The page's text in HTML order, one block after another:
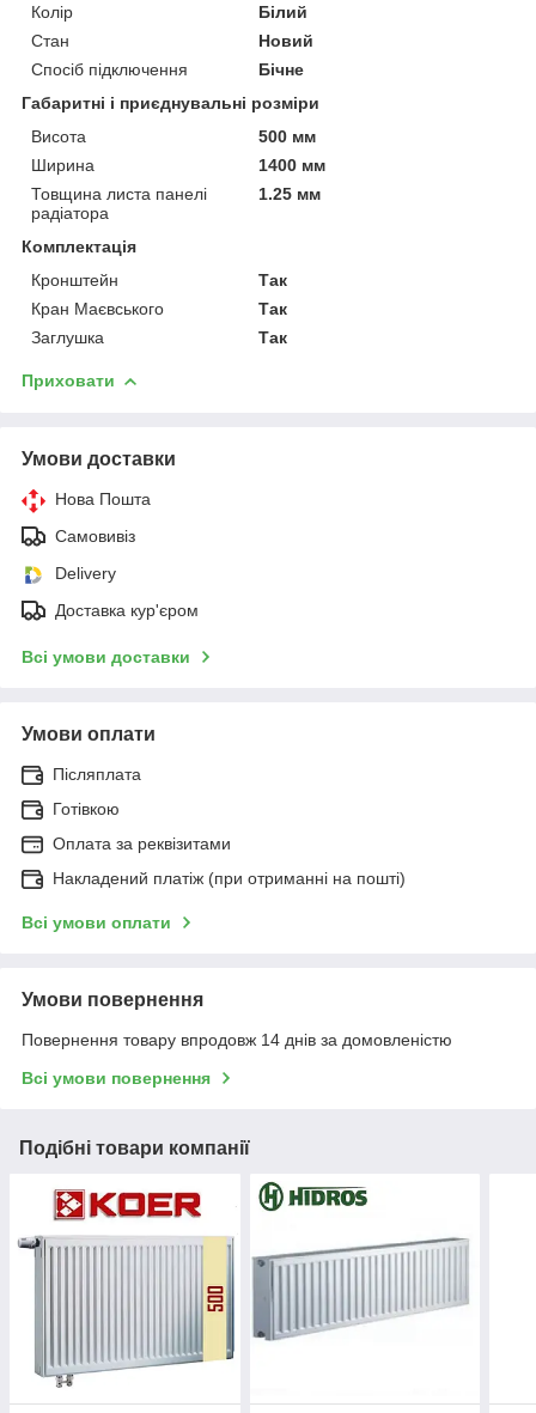
Колір
Білий
Стан
Новий
Спосіб підключення
Бічне
Габаритні і приєднувальні розміри
Висота
500 мм
Ширина
1400 мм
Товщина листа панелі
радіатора
1.25 мм
Комплектація
Кронштейн
Так
Кран Маєвського
Так
Заглушка
Так
Приховати
Умови доставки
Нова Пошта
Самовивіз
Delivery
Доставка кур'єром
Всі умови доставки
Умови оплати
Післяплата
Готівкою
Оплата за реквізитами
Накладений платіж (при отриманні на пошті)
Всі умови оплати
Умови повернення
Повернення товару впродовж 14 днів за домовленістю
Всі умови повернення
Подібні товари компанії